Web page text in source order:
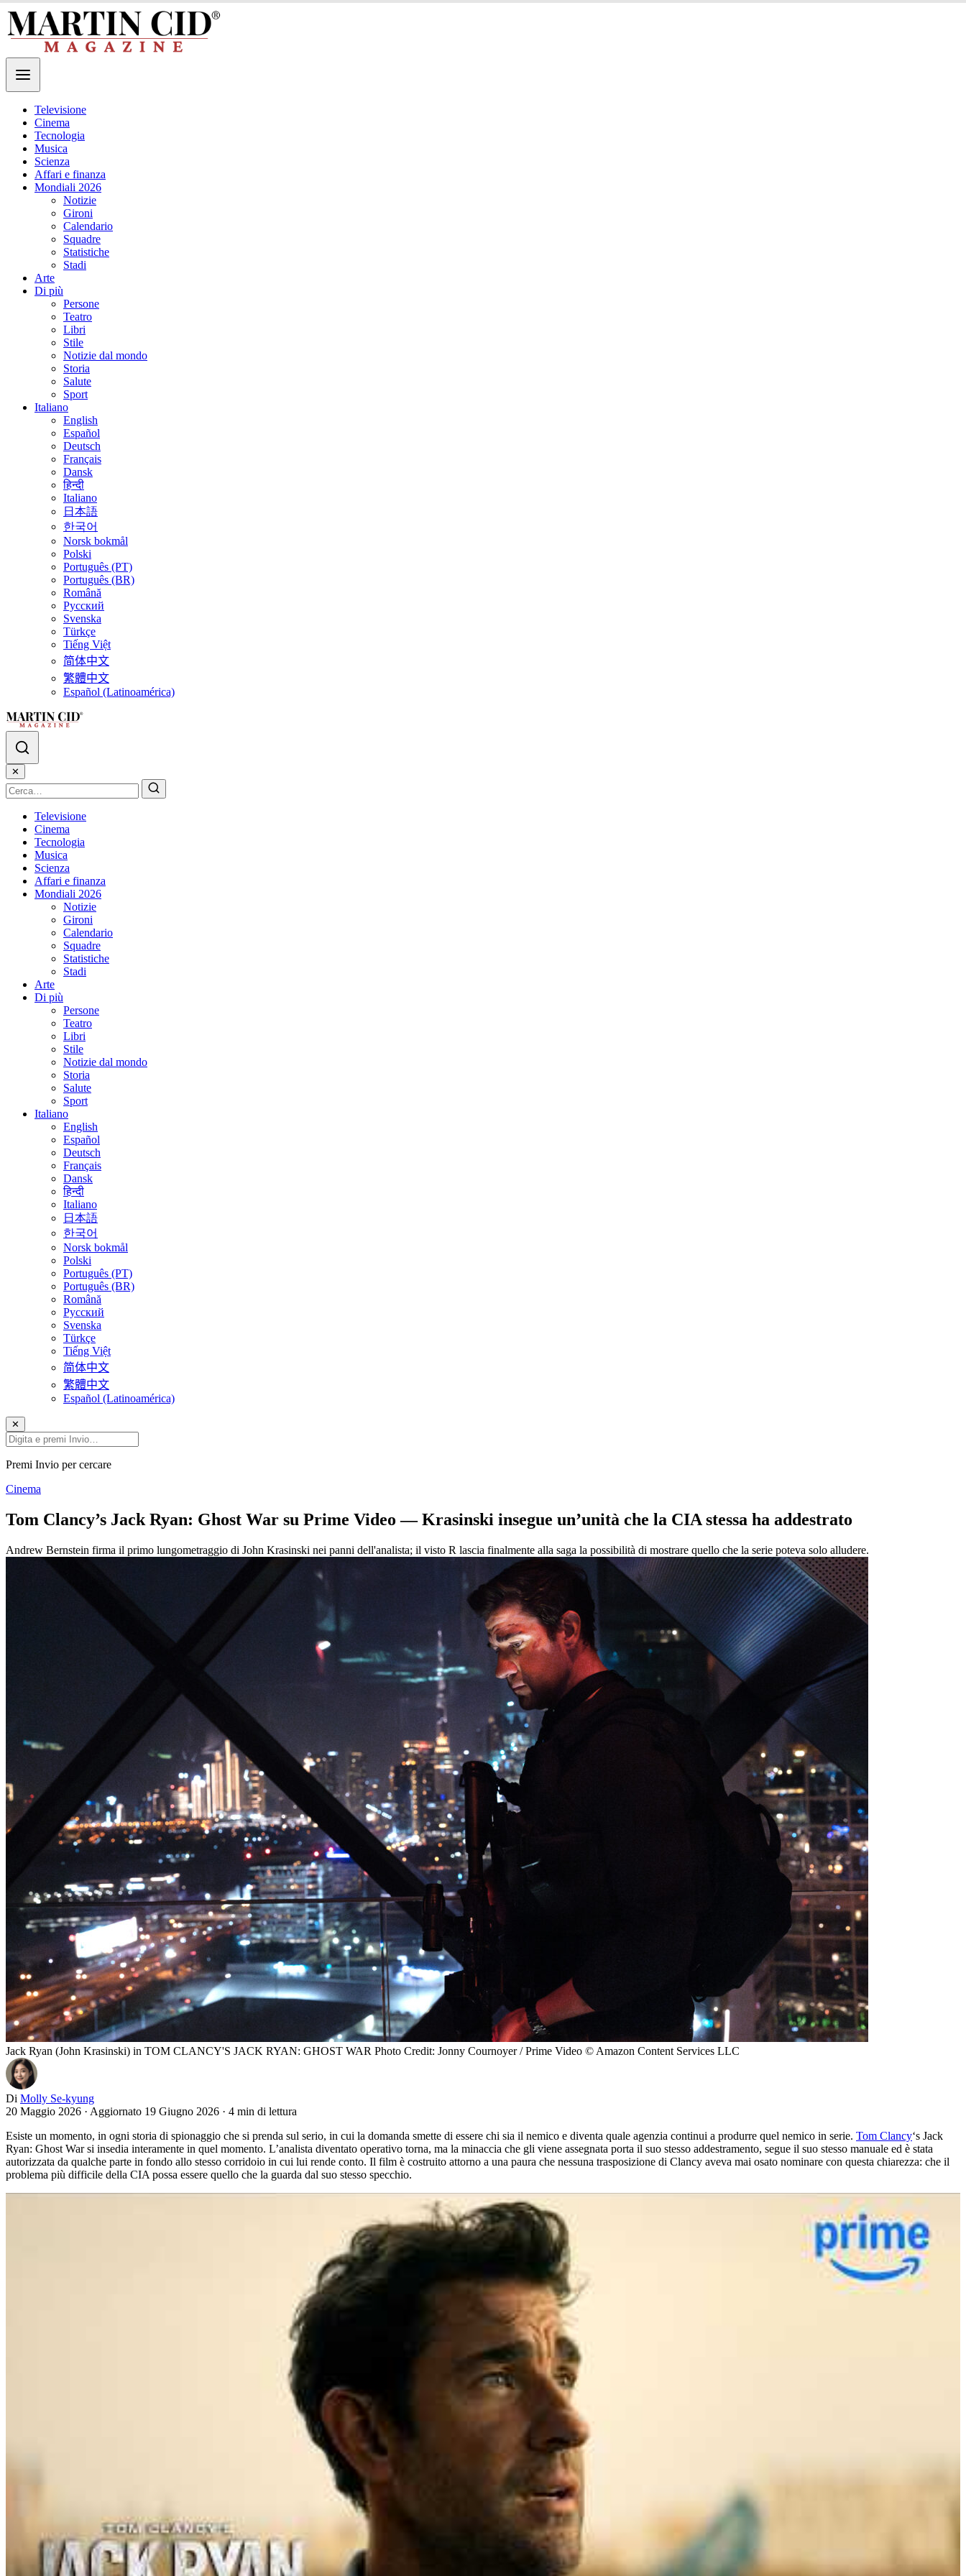
Televisione
Cinema
Tecnologia
Musica
Scienza
Affari e finanza
Mondiali 2026
Notizie
Gironi
Calendario
Squadre
Statistiche
Stadi
Arte
Di più
Persone
Teatro
Libri
Stile
Notizie dal mondo
Storia
Salute
Sport
Italiano
English
Español
Deutsch
Français
Dansk
हिन्दी
Italiano
日本語
한국어
Norsk bokmål
Polski
Português (PT)
Português (BR)
Română
Русский
Svenska
Türkçe
Tiếng Việt
简体中文
繁體中文
Español (Latinoamérica)
✕
Televisione
Cinema
Tecnologia
Musica
Scienza
Affari e finanza
Mondiali 2026
Notizie
Gironi
Calendario
Squadre
Statistiche
Stadi
Arte
Di più
Persone
Teatro
Libri
Stile
Notizie dal mondo
Storia
Salute
Sport
Italiano
English
Español
Deutsch
Français
Dansk
हिन्दी
Italiano
日本語
한국어
Norsk bokmål
Polski
Português (PT)
Português (BR)
Română
Русский
Svenska
Türkçe
Tiếng Việt
简体中文
繁體中文
Español (Latinoamérica)
✕
Premi Invio per cercare
Cinema
Tom Clancy’s Jack Ryan: Ghost War su Prime Video — Krasinski insegue un’unità che la CIA stessa ha addestrato
Andrew Bernstein firma il primo lungometraggio di John Krasinski nei panni dell'analista; il visto R lascia finalmente alla saga la possibilità di mostrare quello che la serie poteva solo alludere.
Jack Ryan (John Krasinski) in TOM CLANCY'S JACK RYAN: GHOST WAR Photo Credit: Jonny Cournoyer / Prime Video © Amazon Content Services LLC
Di Molly Se-kyung
20 Maggio 2026 · Aggiornato 19 Giugno 2026 · 4 min di lettura
Esiste un momento, in ogni storia di spionaggio che si prenda sul serio, in cui la domanda smette di essere chi sia il nemico e diventa quale agenzia continui a produrre quel nemico in serie. Tom Clancy‘s Jack
Ryan: Ghost War si insedia interamente in quel momento. L’analista diventato operativo torna, ma la minaccia che gli viene assegnata porta il suo stesso addestramento, segue il suo stesso manuale ed è stata
autorizzata da qualche parte in fondo allo stesso corridoio in cui lui rende conto. Il film è costruito attorno a una paura che nessuna trasposizione di Clancy aveva mai osato nominare con questa chiarezza: che il
problema più difficile della CIA possa essere quello che la guarda dal suo stesso specchio.